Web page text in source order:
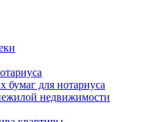
бумаг для нотариуса
недвижимости